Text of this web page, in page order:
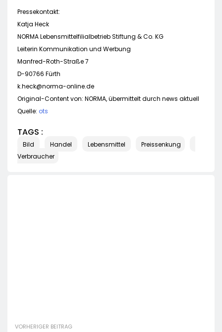
Pressekontakt:
Katja Heck
NORMA Lebensmittelfilialbetrieb Stiftung & Co. KG
Leiterin Kommunikation und Werbung
Manfred-Roth-Straße 7
D-90766 Fürth
k.heck@norma-online.de
Original-Content von: NORMA, übermittelt durch news aktuell
Quelle: ots
TAGS :
Bild Handel Lebensmittel
Preissenkung
Verbraucher
VORHERIGER BEITRAG